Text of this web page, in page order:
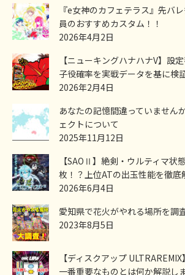
『e女神のカフェテラス』先バ
員のおすすめカスタム！！
2026年4月2日
【ニューキングハナハナV】設
子役確率を実戦データを基に検
2026年2月4日
あなたの記憶間違っていません
ェクトについて
2025年11月12日
【SAOⅡ】絶剣・ウルティマ状
枚！？上位ATの出玉性能を徹底
2026年6月4日
愛知県で花火がやれる場所を調
2023年8月5日
【ディスクアップ
一番重要なものとは何か解説し